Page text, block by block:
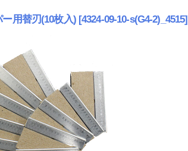
用替刃(10枚入) [4324-09-10-s(G4-2)_4515]